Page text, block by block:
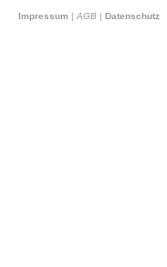
Impressum | AGB | Datenschutz